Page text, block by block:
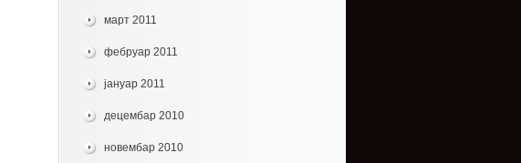
март 2011
фебруар 2011
јануар 2011
децембар 2010
новембар 2010